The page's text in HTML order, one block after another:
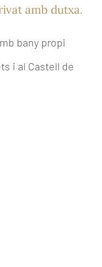
amb dutxa.
bany propi
i al Castell de